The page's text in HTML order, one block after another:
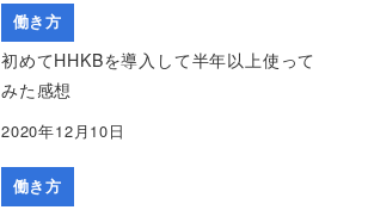
働き方
初めてHHKBを導入して半年以上使って
みた感想
2020年12月10日
働き方